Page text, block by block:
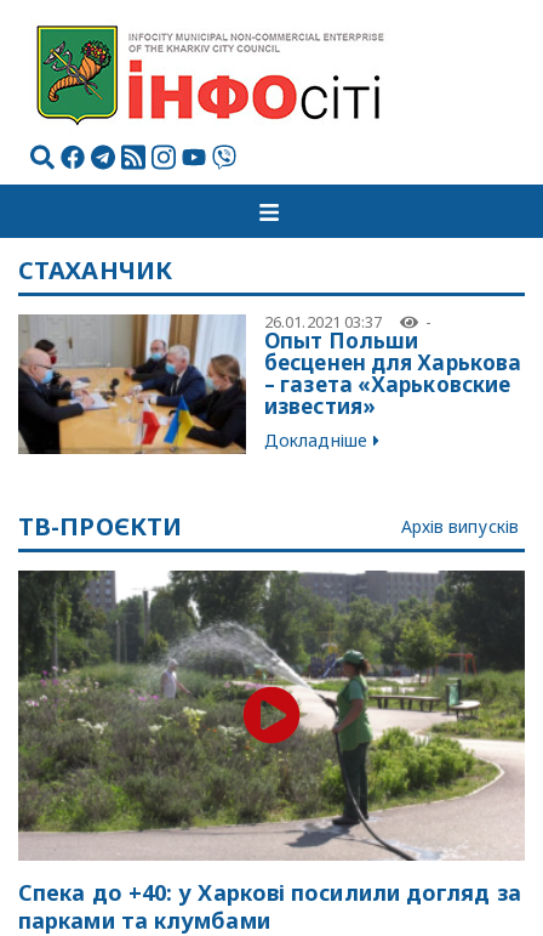
СТАХАНЧИК
26.01.2021 03:37 -
Опыт Польши
бесценен для Харькова
– газета «Харьковские
известия»
Докладніше
ТВ-ПРОЄКТИ Архів випусків
Спека до +40: у Харкові посилили догляд за
парками та клумбами